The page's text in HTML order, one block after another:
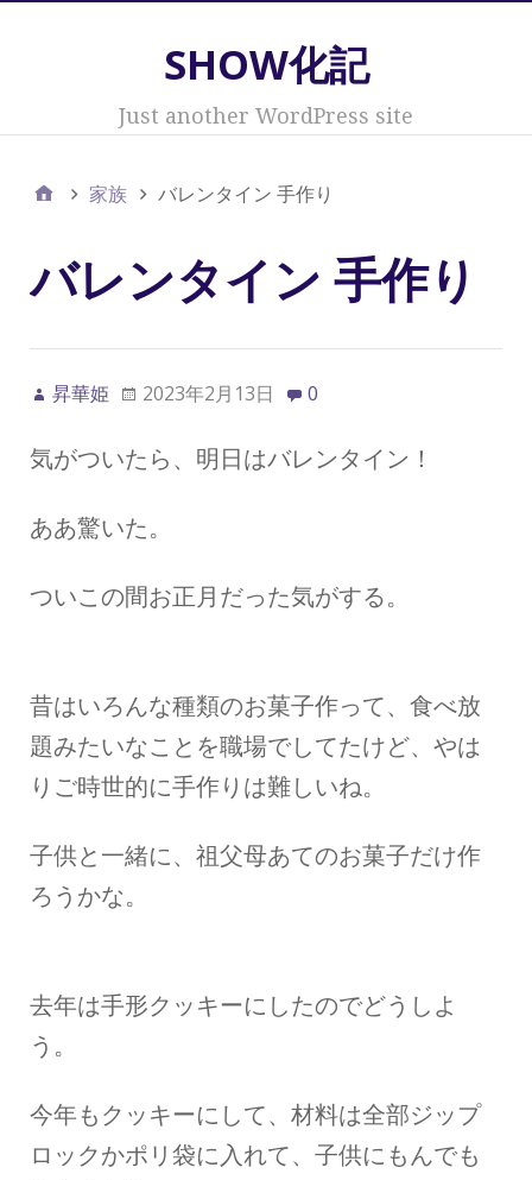
SHOW化記
Just another WordPress site
家族 バレンタイン 手作り
バレンタイン 手作り
昇華姫 2023年2月13日 0
気がついたら、明日はバレンタイン！
ああ驚いた。
ついこの間お正月だった気がする。
昔はいろんな種類のお菓子作って、食べ放
題みたいなことを職場でしてたけど、やは
りご時世的に手作りは難しいね。
子供と一緒に、祖父母あてのお菓子だけ作
ろうかな。
去年は手形クッキーにしたのでどうしよ
う。
今年もクッキーにして、材料は全部ジップ
ロックかポリ袋に入れて、子供にもんでも